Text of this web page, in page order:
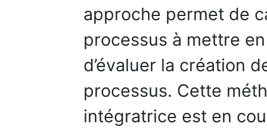
approche permet de
processus à mettre
d’évaluer la création
processus. Cette
intégratrice est en